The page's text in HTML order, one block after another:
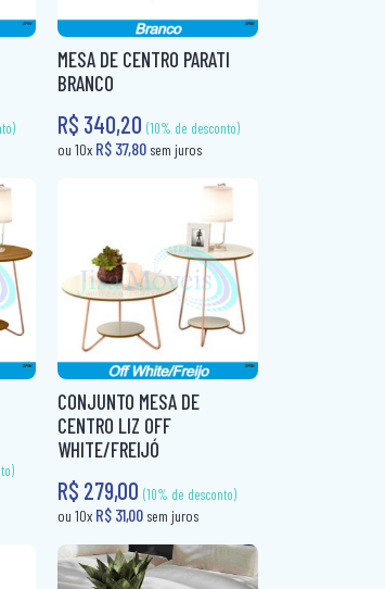
(10% de desconto)
ou 10xR$ 65,80sem juros
MESA DE CENTRO PARATI
BRANCO
R$ 340,20
CONJUNTO MESA DE
CENTRO LIZ OFF
WHITE/FREIJÓ
R$ 279,00